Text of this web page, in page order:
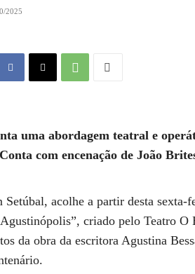
2025
uma abordagem teatral e
com encenação de João
acolhe a partir desta sexta-
criado pelo Teatro O
da obra da escritora Agustina